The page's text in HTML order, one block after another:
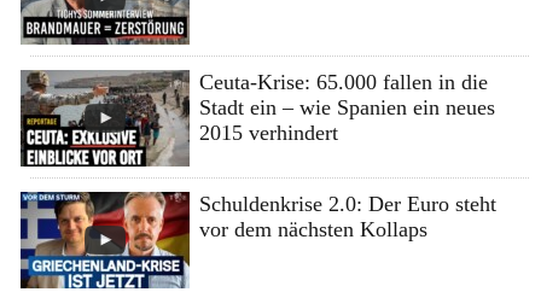
Ceuta-Krise: 65.000 fallen in die
Stadt ein – wie Spanien ein neues
2015 verhindert
Schuldenkrise 2.0: Der Euro steht
vor dem nächsten Kollaps